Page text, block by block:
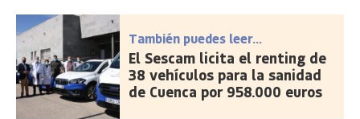
También puedes leer...
El Sescam licita el renting de
38 vehículos para la sanidad
de Cuenca por 958.000 euros